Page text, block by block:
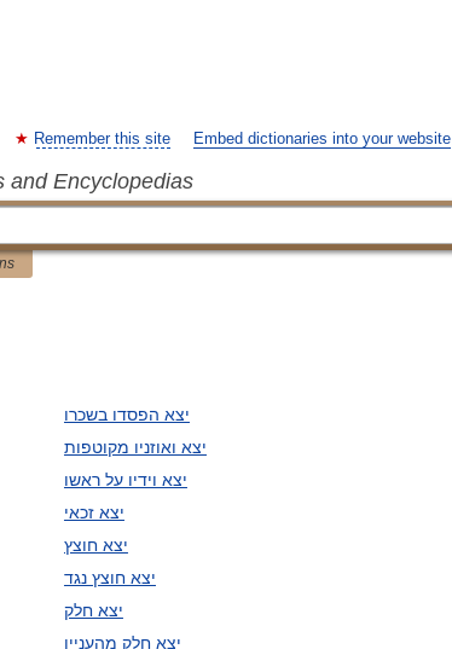
Remember this site Embed dictionaries into your website
and Encyclopedias
יצא הפסדו בשכרו
יצא ואוזניו מקוטפות
יצא וידיו על ראשו
יצא זכאי
יצא חוצץ
יצא חוצץ נגד
יצא חלק
יצא חלק מהעניין